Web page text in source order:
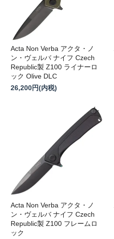
Acta Non Verba アクタ・ノ
ン・ヴェルバ ナイフ Czech
Republic製 Z100 ライナーロ
ック Olive DLC
26,200円(内税)
Acta Non Verba アクタ・ノ
ン・ヴェルバ ナイフ Czech
Republic製 Z100 フレームロ
ック